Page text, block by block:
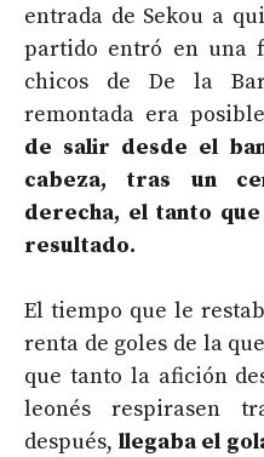
entrada de Sekou a
partido entró en una
chicos de De la
remontada era
de salir desde el
cabeza, tras un
derecha, el tanto
resultado.
El tiempo que le
renta de goles de la
que tanto la afición
leonés respirasen
después, llegaba el